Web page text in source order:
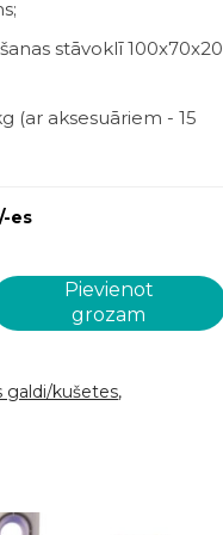
stāvoklī 100x70x20
(ar aksesuāriem - 15
es
Pievienot
grozam
galdi/kušetes,